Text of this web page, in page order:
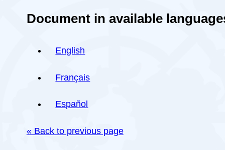
Document in available
English
Français
Español
« Back to previous page